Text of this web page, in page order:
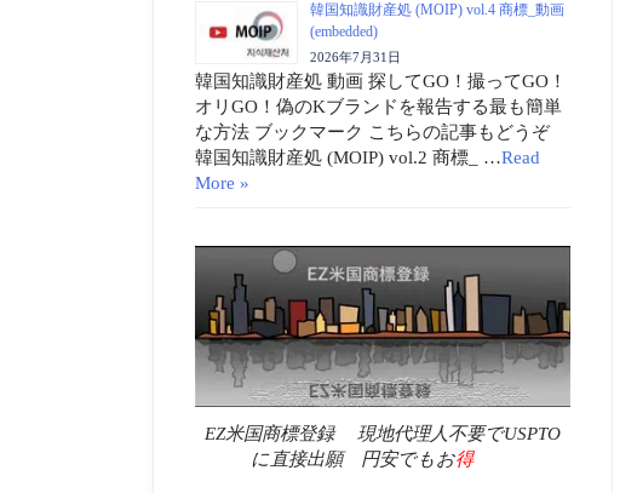
韓国知識財産処 (MOIP) vol.4 商標_動画
(embedded)
2026年7月31日
韓国知識財産処 動画 探してGO！撮ってGO！
オリGO！偽のKブランドを報告する最も簡単
な方法 ブックマーク こちらの記事もどうぞ
韓国知識財産処 (MOIP) vol.2 商標_ …Read
More »
EZ米国商標登録 現地代理人不要でUSPTO
に直接出願 円安でもお得